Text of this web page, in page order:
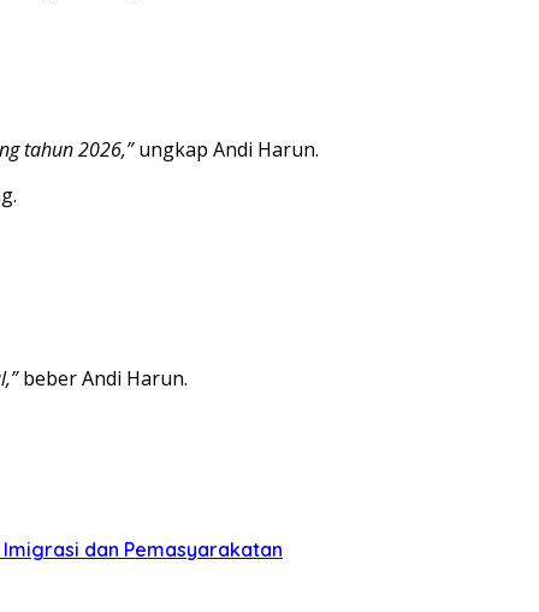
tahun 2026,”ungkap Andi Harun.
beber Andi Harun.
dan Pemasyarakatan